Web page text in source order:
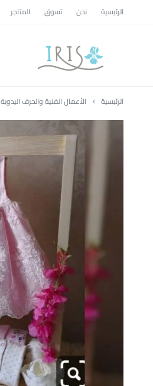
الرئيسية نحن تسوق المتاجر
|
متجر
تسوق
الرئيسية الأعمال الفنية والحرف اليدوية